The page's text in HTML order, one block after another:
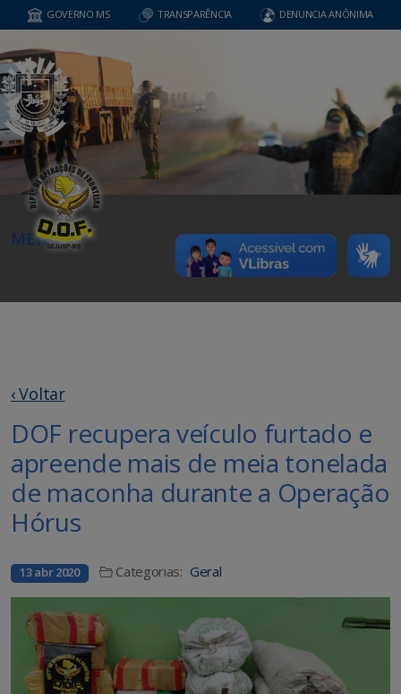
GOVERNO MS TRANSPARÊNCIA DENUNCIA ANÔNIMA
MENU
‹ Voltar
DOF recupera veículo furtado e
apreende mais de meia tonelada
de maconha durante a Operação
Hórus
13 abr 2020 Categorias: Geral